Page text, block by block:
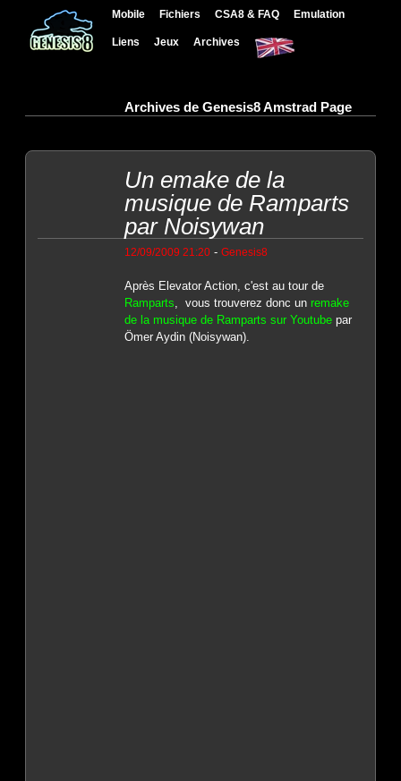
Mobile Fichiers CSA8 & FAQ Emulation
Liens Jeux Archives
Archives de Genesis8 Amstrad Page
Un emake de la
musique de Ramparts
par Noisywan
12/09/2009 21:20- Genesis8
Après Elevator Action, c'est au tour de
Ramparts , vous trouverez donc un remake
de la musique de Ramparts sur Youtubepar
Ömer Aydin (Noisywan).